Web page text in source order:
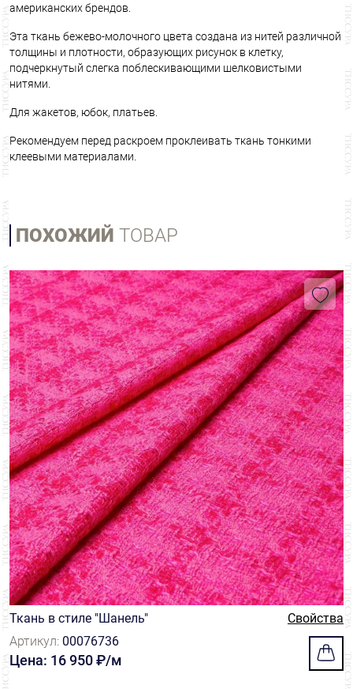
американских брендов.
Эта ткань бежево-молочного цвета создана из нитей различной
толщины и плотности, образующих рисунок в клетку,
подчеркнутый слегка поблескивающими шелковистыми
нитями.
Для жакетов, юбок, платьев.
Рекомендуем перед раскроем проклеивать ткань тонкими
клеевыми материалами.
ПОХОЖИЙ ТОВАР
Ткань в стиле "Шанель"
Свойства
Артикул: 00076736
Цена: 16 950 ₽/м